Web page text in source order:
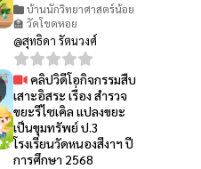
บ้านนักวิทยาศาสตร์น้อย
🏫 วัดโขดหอย
@สุทธิดา รัตนวงศ์
คลิปวิดีโอกิจกรรมสืบ
เสาะอิสระ เรื่อง สำรวจ
ขยะรีไซเคิล แปลงขยะ
เป็นขุมทรัพย์ ป.3
โรงเรียนวัดหนองสีงาฯ ปี
การศึกษา 2568